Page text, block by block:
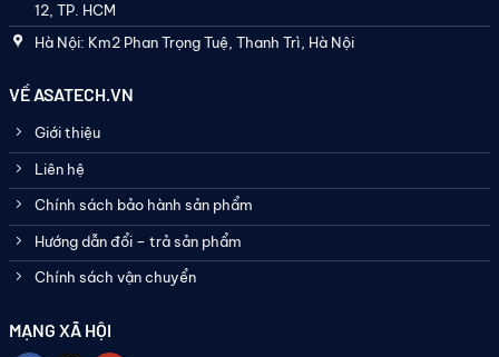
12, TP. HCM
Hà Nội: Km2 Phan Trọng Tuệ, Thanh Trì, Hà Nội
VỀ ASATECH.VN
Giới thiệu
Liên hệ
Chính sách bảo hành sản phẩm
Hướng dẫn đổi – trả sản phẩm
Chính sách vận chuyển
MẠNG XÃ HỘI